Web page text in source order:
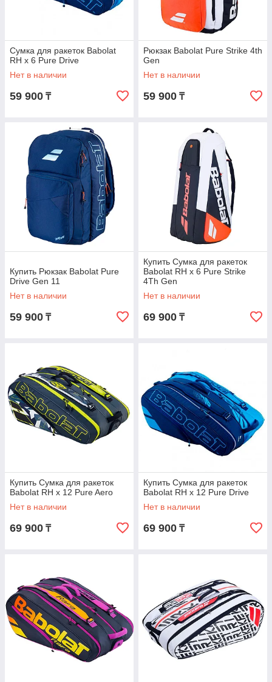
Сумка для ракеток Babolat
RH x 6 Pure Drive
Нет в наличии
59 900 ₸
Рюкзак Babolat Pure Strike 4th
Gen
Нет в наличии
59 900 ₸
Купить Рюкзак Babolat Pure
Drive Gen 11
Нет в наличии
59 900 ₸
Купить Сумка для ракеток
Babolat RH x 6 Pure Strike
4Th Gen
Нет в наличии
69 900 ₸
Купить Сумка для ракеток
Babolat RH x 12 Pure Aero
Нет в наличии
69 900 ₸
Купить Сумка для ракеток
Babolat RH x 12 Pure Drive
Нет в наличии
69 900 ₸